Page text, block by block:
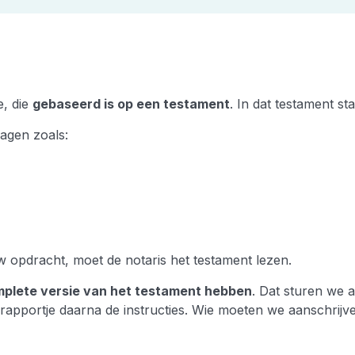
die gebaseerd is op een testament. In dat testament
zoals:
moet de notaris het testament lezen.
versie van het testament hebben. Dat sturen we
daarna de instructies. Wie moeten we